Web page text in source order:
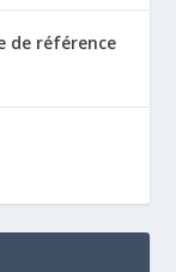
de référence